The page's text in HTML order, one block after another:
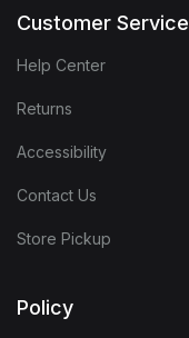
Customer Service
Help Center
Returns
Accessibility
Contact Us
Store Pickup
Policy